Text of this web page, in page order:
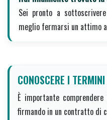
Sei pronto a
meglio fermarsi un attimo
CONOSCERE I
È importante
firmando in un contratto di